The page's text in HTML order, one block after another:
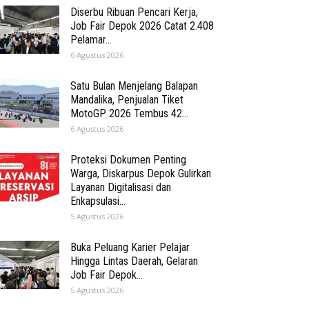
Diserbu Ribuan Pencari Kerja,
Job Fair Depok 2026 Catat 2.408
Pelamar...
6 Agustus 2026
Satu Bulan Menjelang Balapan
Mandalika, Penjualan Tiket
MotoGP 2026 Tembus 42...
6 Agustus 2026
Proteksi Dokumen Penting
Warga, Diskarpus Depok Gulirkan
Layanan Digitalisasi dan
Enkapsulasi...
5 Agustus 2026
Buka Peluang Karier Pelajar
Hingga Lintas Daerah, Gelaran
Job Fair Depok...
5 Agustus 2026